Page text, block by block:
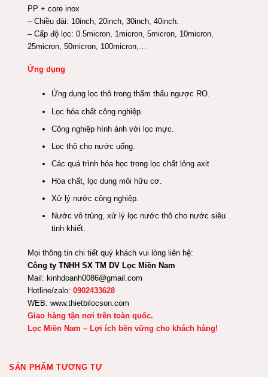
PP + core inox
– Chiều dài: 10inch, 20inch, 30inch, 40inch.
– Cấp độ lọc: 0.5micron, 1micron, 5micron, 10micron,
25micron, 50micron, 100micron,…
Ứng dụng
Ứng dụng lọc thô trong thẩm thấu ngược RO.
Lọc hóa chất công nghiệp.
Công nghiệp hình ảnh với lọc mực.
Lọc thô cho nước uống.
Các quá trình hóa học trong lọc chất lỏng axit
Hóa chất, lọc dung môi hữu cơ.
Xử lý nước công nghiệp.
Nước vô trùng, xử lý lọc nước thô cho nước siêu
tinh khiết.
Mọi thông tin chi tiết quý khách vui lòng liên hệ:
Công ty TNHH SX TM DV Lọc Miền Nam
Mail: kinhdoanh0086@gmail.com
Hotline/zalo: 0902433628
WEB: www.thietbilocson.com
Giao hàng tận nơi trên toàn quốc.
Lọc Miền Nam – Lợi ích bền vững cho khách hàng!
SẢN PHẨM TƯƠNG TỰ